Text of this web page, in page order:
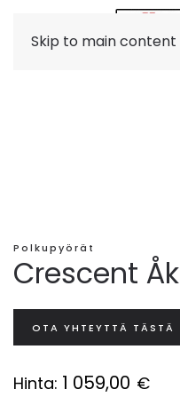
Skip to main content
Polkupyörät
Crescent
OTA YHTEYTTÄ TÄSTÄ
Hinta: 1 059,00 €